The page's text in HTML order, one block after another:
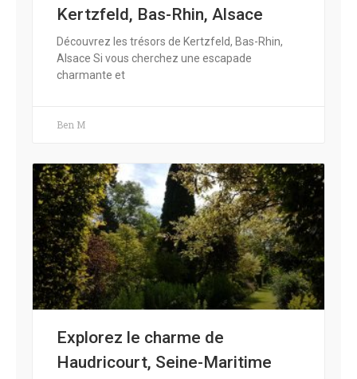
Kertzfeld, Bas-Rhin, Alsace
Découvrez les trésors de Kertzfeld, Bas-Rhin,
Alsace Si vous cherchez une escapade
charmante et
Ben M
Explorez le charme de
Haudricourt, Seine-Maritime